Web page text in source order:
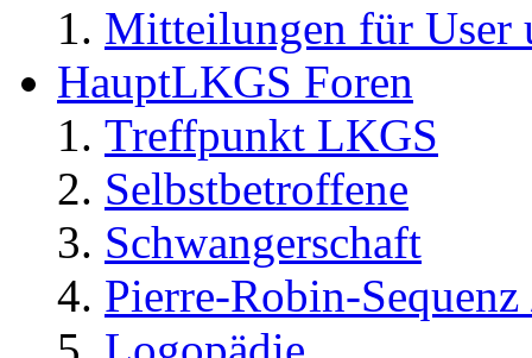
Mitteilungen für User
HauptLKGS Foren
Treffpunkt LKGS
Selbstbetroffene
Schwangerschaft
Pierre-Robin-